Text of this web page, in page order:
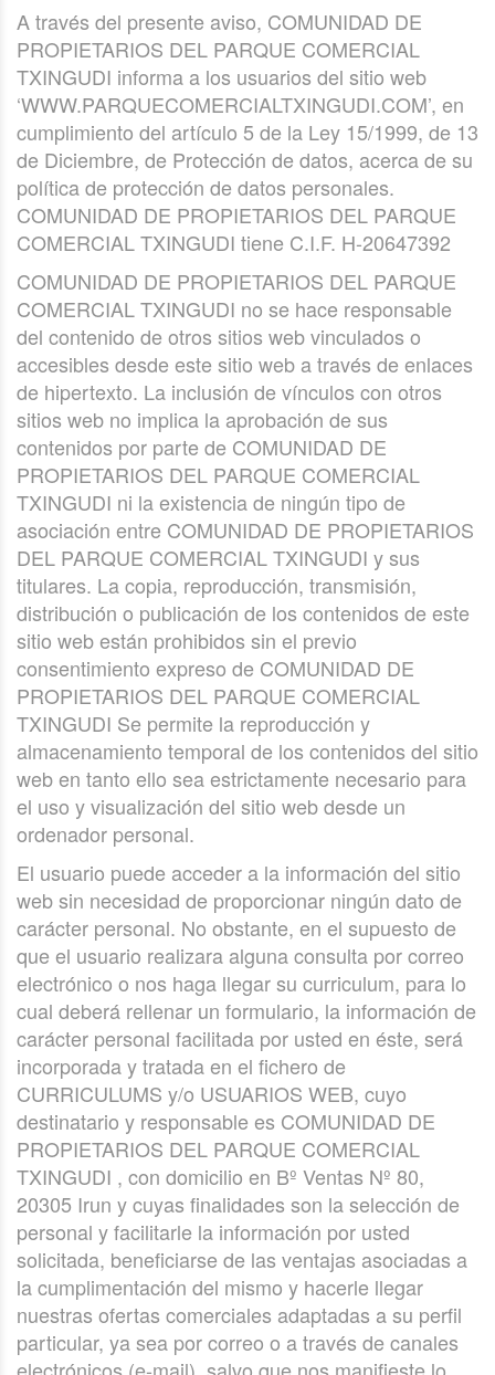
A través del presente aviso, COMUNIDAD DE
PROPIETARIOS DEL PARQUE COMERCIAL
TXINGUDI informa a los usuarios del sitio web
‘WWW.PARQUECOMERCIALTXINGUDI.COM’, en
cumplimiento del artículo 5 de la Ley 15/1999, de 13
de Diciembre, de Protección de datos, acerca de su
política de protección de datos personales.
COMUNIDAD DE PROPIETARIOS DEL PARQUE
COMERCIAL TXINGUDI tiene C.I.F. H-20647392
COMUNIDAD DE PROPIETARIOS DEL PARQUE
COMERCIAL TXINGUDI no se hace responsable
del contenido de otros sitios web vinculados o
accesibles desde este sitio web a través de enlaces
de hipertexto. La inclusión de vínculos con otros
sitios web no implica la aprobación de sus
contenidos por parte de COMUNIDAD DE
PROPIETARIOS DEL PARQUE COMERCIAL
TXINGUDI ni la existencia de ningún tipo de
asociación entre COMUNIDAD DE PROPIETARIOS
DEL PARQUE COMERCIAL TXINGUDI y sus
titulares. La copia, reproducción, transmisión,
distribución o publicación de los contenidos de este
sitio web están prohibidos sin el previo
consentimiento expreso de COMUNIDAD DE
PROPIETARIOS DEL PARQUE COMERCIAL
TXINGUDI Se permite la reproducción y
almacenamiento temporal de los contenidos del sitio
web en tanto ello sea estrictamente necesario para
el uso y visualización del sitio web desde un
ordenador personal.
El usuario puede acceder a la información del sitio
web sin necesidad de proporcionar ningún dato de
carácter personal. No obstante, en el supuesto de
que el usuario realizara alguna consulta por correo
electrónico o nos haga llegar su curriculum, para lo
cual deberá rellenar un formulario, la información de
carácter personal facilitada por usted en éste, será
incorporada y tratada en el fichero de
CURRICULUMS y/o USUARIOS WEB, cuyo
destinatario y responsable es COMUNIDAD DE
PROPIETARIOS DEL PARQUE COMERCIAL
TXINGUDI , con domicilio en Bº Ventas Nº 80,
20305 Irun y cuyas finalidades son la selección de
personal y facilitarle la información por usted
solicitada, beneficiarse de las ventajas asociadas a
la cumplimentación del mismo y hacerle llegar
nuestras ofertas comerciales adaptadas a su perfil
particular, ya sea por correo o a través de canales